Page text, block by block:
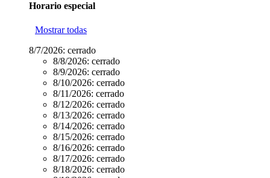
Horario especial
Mostrar todas
8/7/2026: cerrado
8/8/2026: cerrado
8/9/2026: cerrado
8/10/2026: cerrado
8/11/2026: cerrado
8/12/2026: cerrado
8/13/2026: cerrado
8/14/2026: cerrado
8/15/2026: cerrado
8/16/2026: cerrado
8/17/2026: cerrado
8/18/2026: cerrado